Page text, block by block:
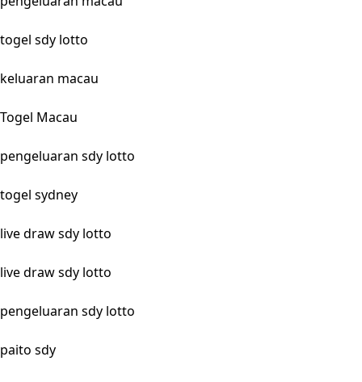
togel sdy lotto
keluaran macau
Togel Macau
pengeluaran sdy lotto
togel sydney
live draw sdy lotto
live draw sdy lotto
pengeluaran sdy lotto
paito sdy